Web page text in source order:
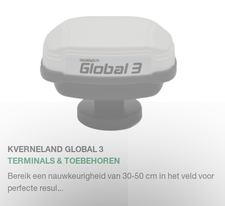
KVERNELAND GLOBAL 3
TERMINALS & TOEBEHOREN
Bereik een nauwkeurigheid van 30-50 cm in het veld voor
perfecte resul...